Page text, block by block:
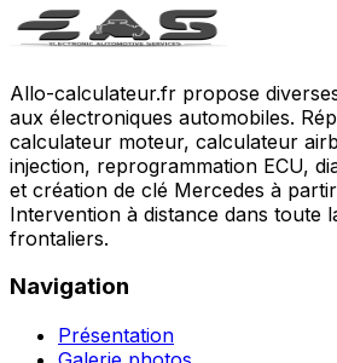
Allo-calculateur.fr propose
aux électroniques automobiles.
calculateur moteur, calculateur
injection, reprogrammation ECU,
et création de clé Mercedes à
Intervention à distance dans toute
frontaliers.
Navigation
Présentation